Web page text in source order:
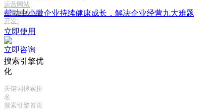
帮助中小微企业持续健康成长，解决企业经营九大难题
立即使用
立即咨询
运营网站
大型网站个性
开发!
搜索引擎优
化
关键词搜索排
名
搜索引擎首页